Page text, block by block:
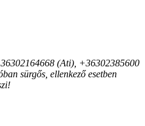
(Ati), +36302385600
sürgős, ellenkező esetben